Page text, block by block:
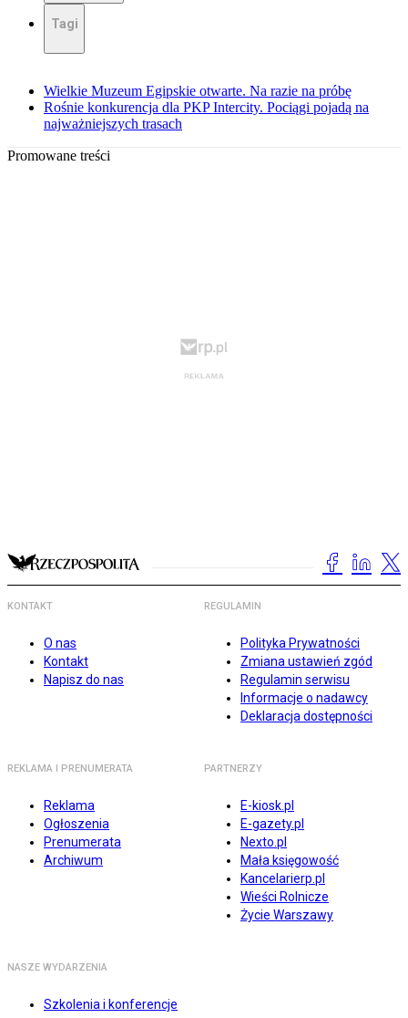
Tagi
Wielkie Muzeum Egipskie otwarte. Na razie na próbę
Rośnie konkurencja dla PKP Intercity. Pociągi pojadą na
najważniejszych trasach
Promowane treści
KONTAKT
O nas
Kontakt
Napisz do nas
REGULAMIN
Polityka Prywatności
Zmiana ustawień zgód
Regulamin serwisu
Informacje o nadawcy
Deklaracja dostępności
REKLAMA I PRENUMERATA
Reklama
Ogłoszenia
Prenumerata
Archiwum
PARTNERZY
E-kiosk.pl
E-gazety.pl
Nexto.pl
Mała księgowość
Kancelarierp.pl
Wieści Rolnicze
Życie Warszawy
NASZE WYDARZENIA
Szkolenia i konferencje